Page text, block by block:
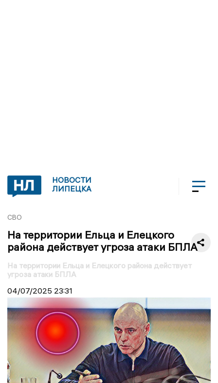
НОВОСТИ
ЛИПЕЦКА
СВО
На территории Ельца и Елецкого
района действует угроза атаки БПЛА
На территории Ельца и Елецкого района действует
угроза атаки БПЛА
04/07/2025 23:31